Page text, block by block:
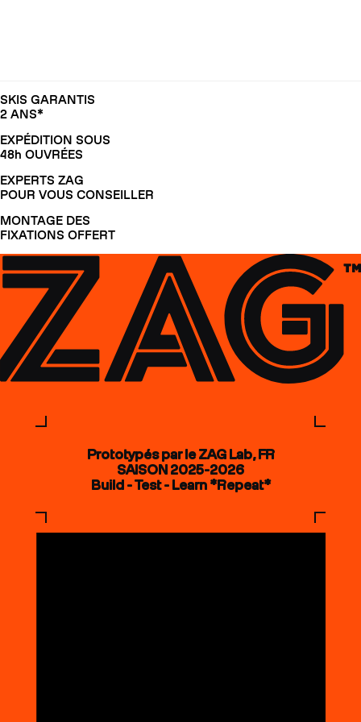
SKIS GARANTIS
2 ANS*
EXPÉDITION SOUS
48h OUVRÉES
EXPERTS ZAG
POUR VOUS CONSEILLER
MONTAGE DES
FIXATIONS OFFERT
Prototypés par le ZAG Lab, FR
SAISON 2025-2026
Build - Test - Learn *Repeat*